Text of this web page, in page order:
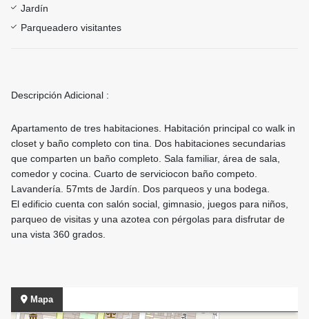
Jardín
Parqueadero visitantes
Descripción Adicional :
Apartamento de tres habitaciones. Habitación principal co walk in
closet y baño completo con tina. Dos habitaciones secundarias
que comparten un baño completo. Sala familiar, área de sala,
comedor y cocina. Cuarto de serviciocon baño competo.
Lavandería. 57mts de Jardín. Dos parqueos y una bodega.
El edificio cuenta con salón social, gimnasio, juegos para niños,
parqueo de visitas y una azotea con pérgolas para disfrutar de
una vista 360 grados.
Mapa